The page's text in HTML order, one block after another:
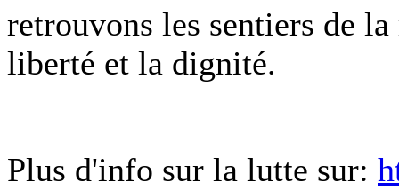
retrouvons les sentiers de
liberté et la dignité.
Plus d'info sur la lutte sur: